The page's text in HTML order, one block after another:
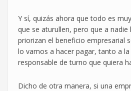
Y sí, quizás ahora que todo es
que se aturullen, pero que a nadie
priorizan el beneficio empresarial
lo vamos a hacer pagar, tanto a
responsable de turno que quiera
Dicho de otra manera, si una